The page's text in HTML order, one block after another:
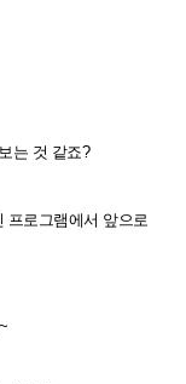
는 것 같죠?
프로그램에서 앞으로